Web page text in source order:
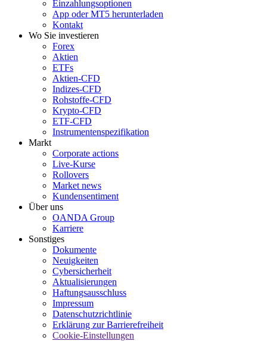
Einzahlungsoptionen
App oder MT5 herunterladen
Kontakt
Wo Sie investieren
Forex
Aktien
ETFs
Aktien-CFD
Indizes-CFD
Rohstoffe-CFD
Krypto-CFD
ETF-CFD
Instrumentenspezifikation
Markt
Corporate actions
Live-Kurse
Rollovers
Market news
Kundensentiment
Über uns
OANDA Group
Karriere
Sonstiges
Dokumente
Neuigkeiten
Cybersicherheit
Aktualisierungen
Haftungsausschluss
Impressum
Datenschutzrichtlinie
Erklärung zur Barrierefreiheit
Cookie-Einstellungen